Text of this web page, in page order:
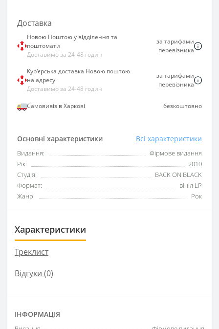
Основні характеристики Всі характеристики
Видання:
Фірмове видання
Рік:
2010
Студія:
BACK ON BLACK
Формат:
вініл LP
Жанр:
Рок
Доставка
Новою Поштою у відділення та
поштомати
Доставимо за 24-48 годин
за тарифами
перевізника
Кур'єрська доставка Новою поштою
на адресу
Доставимо за 24-48 годин
за тарифами
перевізника
Самовивіз в Харкові безкоштовно
Характеристики
Треклист
Відгуки (0)
ІНФОРМАЦІЯ